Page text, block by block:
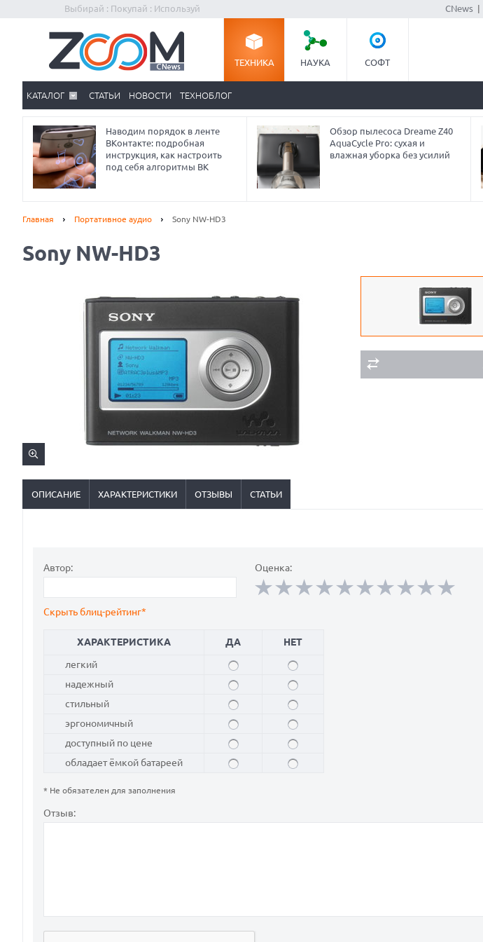
Выбирай : Покупай : Используй CNews|
ТЕХНИКА НАУКА СОФТ
КАТАЛОГ СТАТЬИ НОВОСТИ ТЕХНОБЛОГ
Наводим порядок в ленте
ВКонтакте: подробная
инструкция, как настроить
под себя алгоритмы ВК
Обзор пылесоса Dreame Z40
AquaCycle Pro: сухая и
влажная уборка без усилий
Главная Портативное аудио Sony NW-HD3
Sony NW-HD3
ОПИСАНИЕ ХАРАКТЕРИСТИКИ ОТЗЫВЫ СТАТЬИ
Автор: Оценка:
Скрыть блиц-рейтинг*
ХАРАКТЕРИСТИКА ДА
НЕТ
легкий
надежный
стильный
эргономичный
доступный по цене
обладает ёмкой батареей
* Не обязателен для заполнения
Отзыв: